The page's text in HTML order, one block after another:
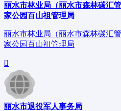
丽水市林业局（丽水市森林碳汇
家公园百山祖管理局
丽水市林业局（丽水市森林碳汇
家公园百山祖管理局
丽水市退役军人事务局